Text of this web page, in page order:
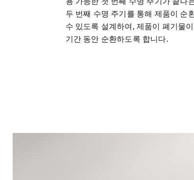
두 번째 수명 주기를 통해 제품이 순
수 있도록 설계하여, 제품이 폐기물
기간 동안 순환하도록 합니다.